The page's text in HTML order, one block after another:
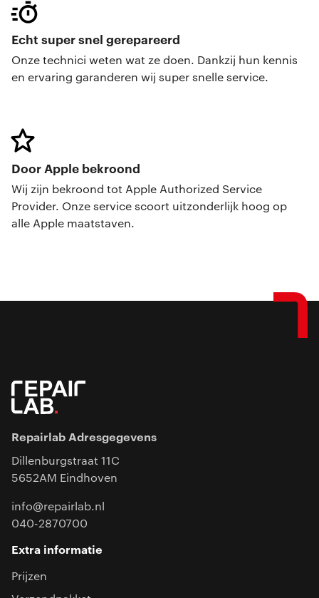
Echt super snel gerepareerd
Onze technici weten wat ze doen. Dankzij hun kennis
en ervaring garanderen wij super snelle service.
Door Apple bekroond
Wij zijn bekroond tot Apple Authorized Service
Provider. Onze service scoort uitzonderlijk hoog op
alle Apple maatstaven.
Repairlab Adresgegevens
Dillenburgstraat 11C
5652AM Eindhoven
info@repairlab.nl
040-2870700
Extra informatie
Prijzen